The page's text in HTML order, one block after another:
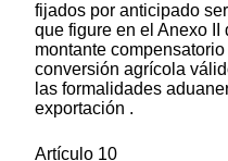
fijados por anticipado
que figure en el Anexo II
montante
conversión agrícola
las formalidades
exportación .
Artículo 10